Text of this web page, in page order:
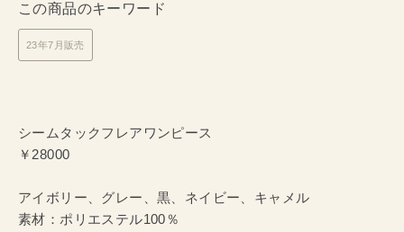
この商品のキーワード
23年7月販売
シームタックフレアワンピース
￥28000
アイボリー、グレー、黒、ネイビー、キャメル
素材：ポリエステル100％